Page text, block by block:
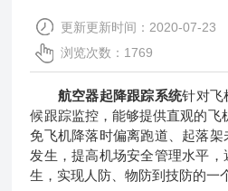
更新更新时间：2020-07-23
浏览次数：1769
航空器起降跟踪系统针对飞
候跟踪监控，能够提供直观的飞
免飞机降落时偏离跑道、起落
发生，提高机场安全管理水平
生，实现人防、物防到技防的一